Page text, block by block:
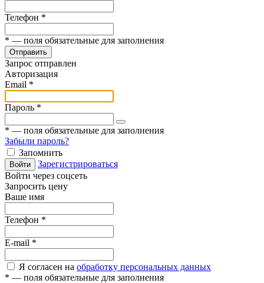
Телефон *
* — поля обязательные для заполнения
Отправить
Запрос отправлен
Авторизация
Email *
Пароль *
* — поля обязательные для заполнения
Забыли пароль?
Запомнить
Войти
Зарегистрироваться
Войти через соцсеть
Запросить цену
Ваше имя
Телефон *
E-mail *
Я согласен на обработку персональных данных
* — поля обязательные для заполнения